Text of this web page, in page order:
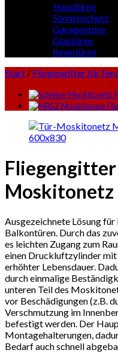
Haustüren
Sonnenschutz
Garagentore
Glastüren
Innentüren
Start / Fliegengitter für
Moskitonetz
Ausgezeichnete Lösung
Balkontüren. Durch das
es leichten Zugang zum
einen Druckluftzylinder
erhöhter Lebensdauer.
durch einmalige
unteren Teil des
vor Beschädigungen (z.B.
Verschmutzung im
befestigt werden. Der
Montagehalterungen,
Bedarf auch schnell